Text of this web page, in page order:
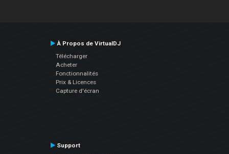
À Propos de VirtualDJ
Télécharger
Acheter
Fonctionnalités
Prix & Licences
Capture d'écran
Support